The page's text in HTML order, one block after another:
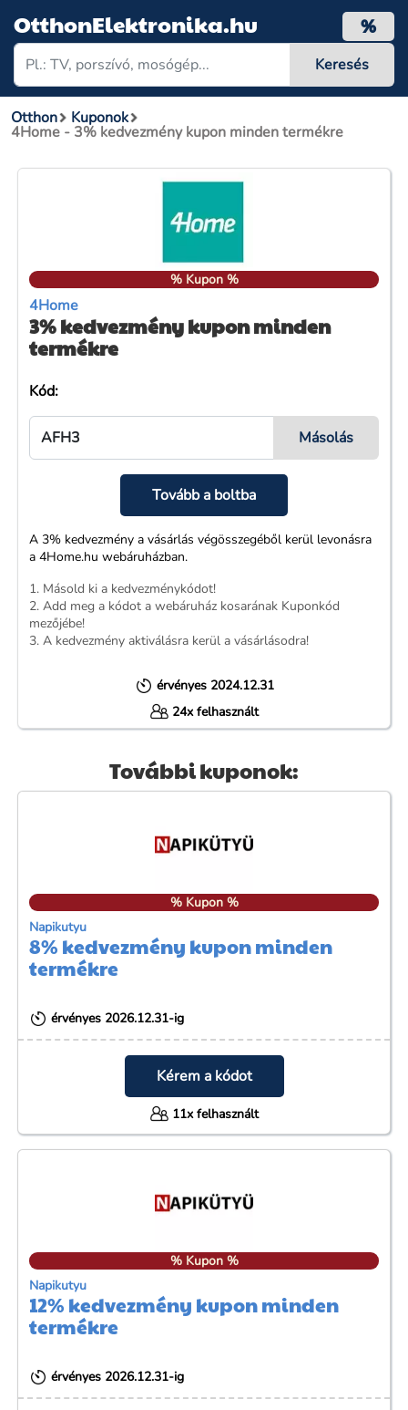
OtthonElektronika.hu %
Otthon Kuponok
4Home - 3% kedvezmény kupon minden termékre
% Kupon %
4Home
3% kedvezmény kupon minden
termékre
Kód:
Tovább a boltba
A 3% kedvezmény a vásárlás végösszegéből kerül levonásra
a 4Home.hu webáruházban.
1. Másold ki a kedvezménykódot!
2. Add meg a kódot a webáruház kosarának Kuponkód
mezőjébe!
3. A kedvezmény aktiválásra kerül a vásárlásodra!
érvényes 2024.12.31
24x felhasznált
További kuponok:
% Kupon %
Napikutyu
8% kedvezmény kupon minden
termékre
érvényes 2026.12.31-ig
Kérem a kódot
11x felhasznált
% Kupon %
Napikutyu
12% kedvezmény kupon minden
termékre
érvényes 2026.12.31-ig